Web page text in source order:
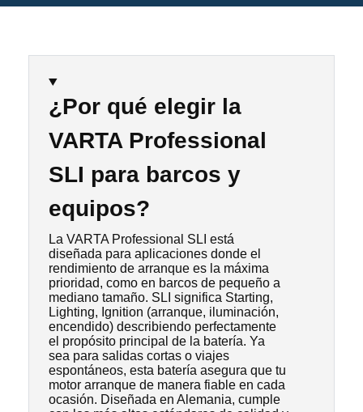
¿Por qué elegir la
VARTA Professional
SLI para barcos y
equipos?
La VARTA Professional SLI está
diseñada para aplicaciones donde el
rendimiento de arranque es la máxima
prioridad, como en barcos de pequeño a
mediano tamaño. SLI significa Starting,
Lighting, Ignition (arranque, iluminación,
encendido) describiendo perfectamente
el propósito principal de la batería. Ya
sea para salidas cortas o viajes
espontáneos, esta batería asegura que tu
motor arranque de manera fiable en cada
ocasión. Diseñada en Alemania, cumple